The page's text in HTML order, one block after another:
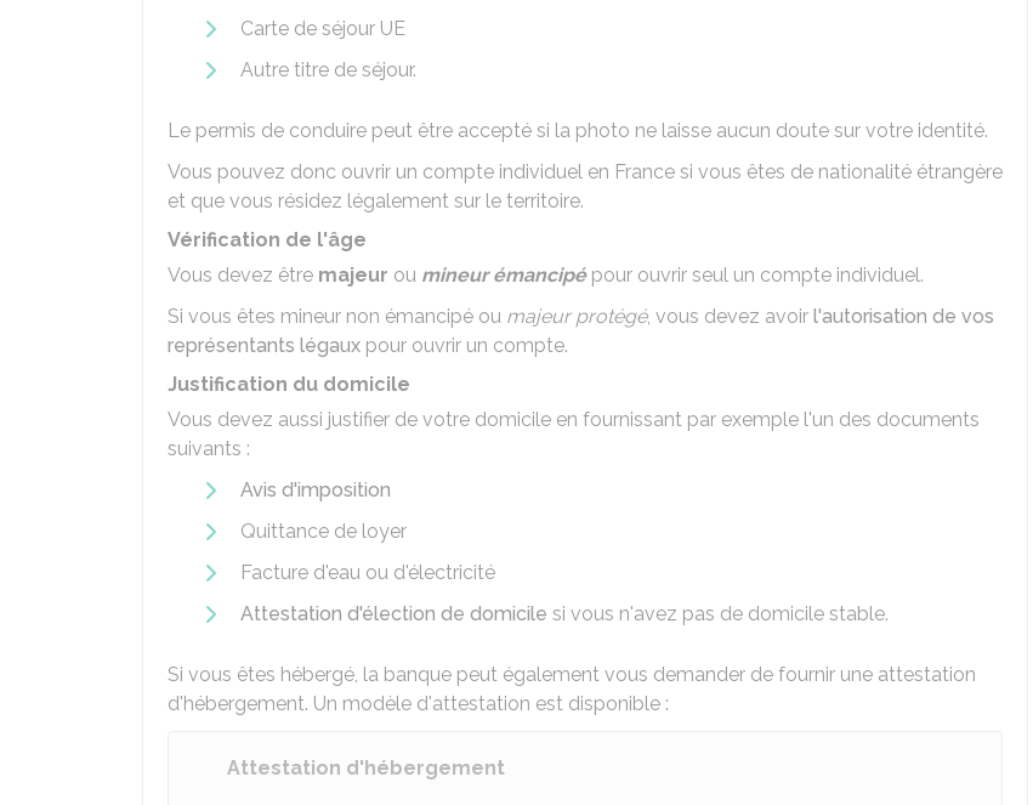
Carte de séjour UE
Autre titre de séjour.
Le permis de conduire peut être accepté si la photo ne laisse aucun doute sur votre identité.
Vous pouvez donc ouvrir un compte individuel en France si vous êtes de nationalité étrangère
et que vous résidez légalement sur le territoire.
Vérification de l'âge
Vous devez être majeur ou mineur émancipépour ouvrir seul un compte individuel.
Si vous êtes mineur non émancipé ou majeur protégé, vous devez avoir l'autorisation de vos
représentants légaux pour ouvrir un compte.
Justification du domicile
Vous devez aussi justifier de votre domicile en fournissant par exemple l'un des documents
suivants :
Avis d'imposition
Quittance de loyer
Facture d'eau ou d'électricité
Attestation d'élection de domicile si vous n'avez pas de domicile stable.
Si vous êtes hébergé, la banque peut également vous demander de fournir une attestation
d'hébergement. Un modèle d'attestation est disponible :
Attestation d'hébergement